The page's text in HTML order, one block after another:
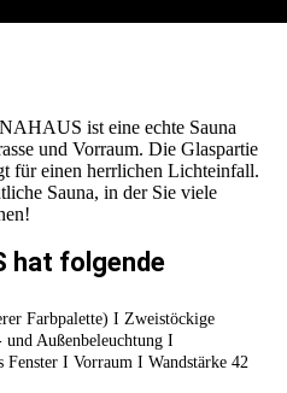
ist eine echte Sauna
und Vorraum. Die Glaspartie
für einen herrlichen Lichteinfall.
Sauna, in der Sie viele
hat folgende
Farbpalette) I Zweistöckige
Außenbeleuchtung I
Fenster I Vorraum I Wandstärke 42